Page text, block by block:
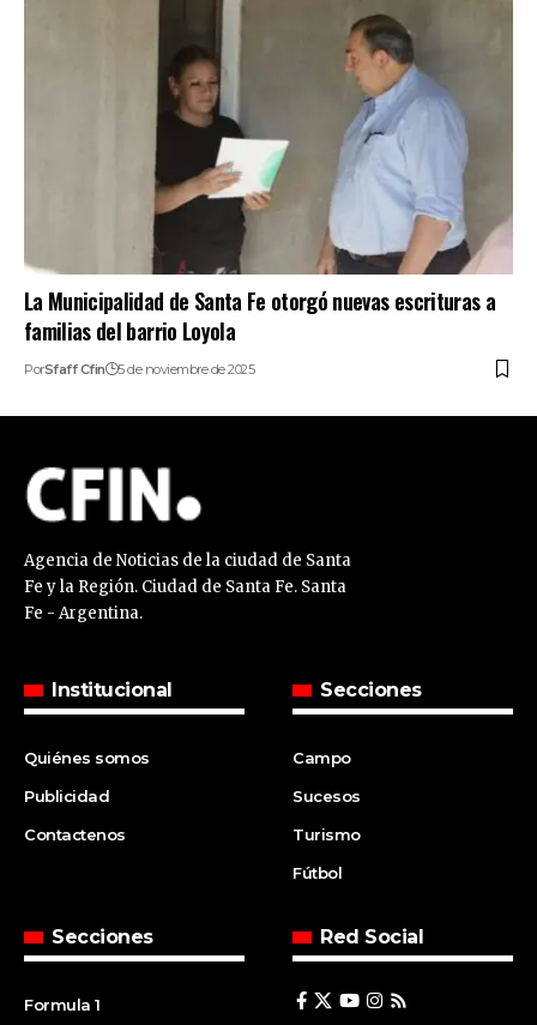
La Municipalidad de Santa Fe otorgó nuevas escrituras a
familias del barrio Loyola
PorSfaff Cfin 5 de noviembre de 2025
Agencia de Noticias de la ciudad de Santa
Fe y la Región. Ciudad de Santa Fe. Santa
Fe - Argentina.
Institucional
Quiénes somos
Publicidad
Contactenos
Secciones
Campo
Sucesos
Turismo
Fútbol
Secciones
Formula 1
Red Social